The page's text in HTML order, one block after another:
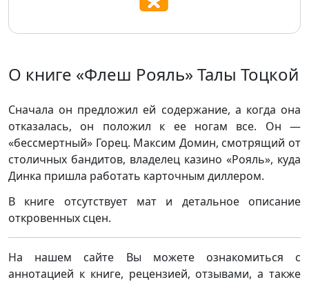
О книге «Флеш Рояль» Талы Тоцкой
Сначала он предложил ей содержание, а когда она
отказалась, он положил к ее ногам все. Он —
«бессмертный» Горец. Максим Домин, смотрящий от
столичных бандитов, владелец казино «Рояль», куда
Динка пришла работать карточным диллером.
В книге отсутствует мат и детальное описание
откровенных сцен.
На нашем сайте Вы можете ознакомиться с
аннотацией к книге, рецензией, отзывами, а также